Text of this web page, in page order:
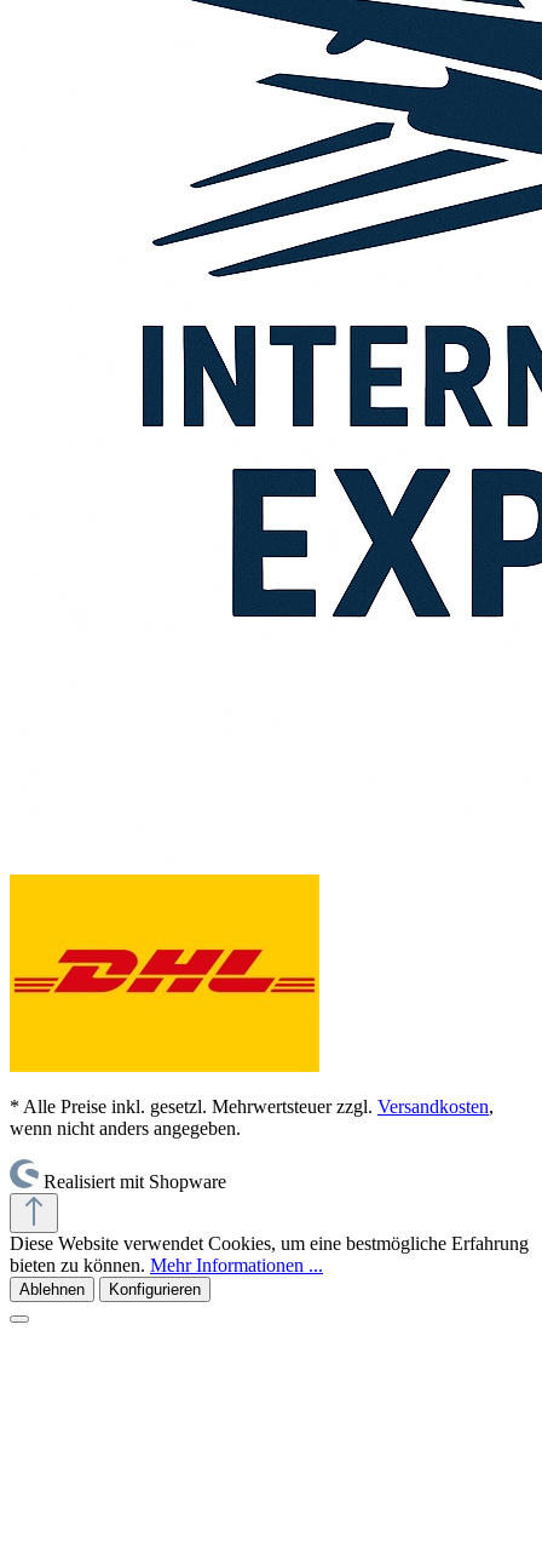
* Alle Preise inkl. gesetzl. Mehrwertsteuer zzgl. Versandkosten,
wenn nicht anders angegeben.
Realisiert mit Shopware
Diese Website verwendet Cookies, um eine bestmögliche Erfahrung
bieten zu können. Mehr Informationen ...
Ablehnen Konfigurieren